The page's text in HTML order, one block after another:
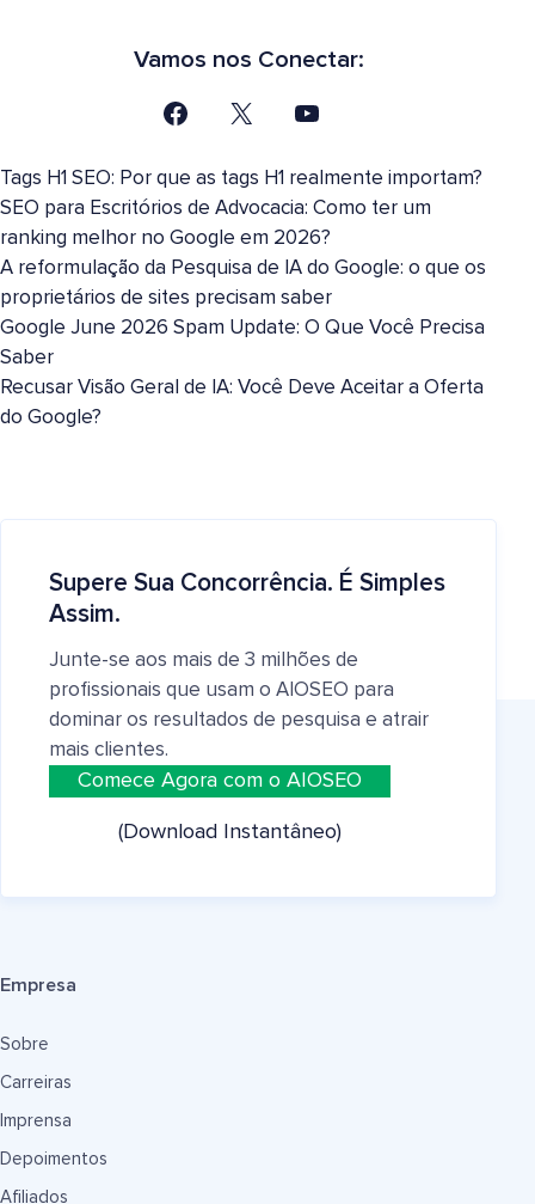
Vamos nos Conectar:
Tags H1 SEO: Por que as tags H1 realmente importam?
SEO para Escritórios de Advocacia: Como ter um
ranking melhor no Google em 2026?
A reformulação da Pesquisa de IA do Google: o que os
proprietários de sites precisam saber
Google June 2026 Spam Update: O Que Você Precisa
Saber
Recusar Visão Geral de IA: Você Deve Aceitar a Oferta
do Google?
Supere Sua Concorrência. É Simples
Assim.
Junte-se aos mais de 3 milhões de
profissionais que usam o AIOSEO para
dominar os resultados de pesquisa e atrair
mais clientes.
Comece Agora com o AIOSEO
(Download Instantâneo)
Empresa
Sobre
Carreiras
Imprensa
Depoimentos
Afiliados